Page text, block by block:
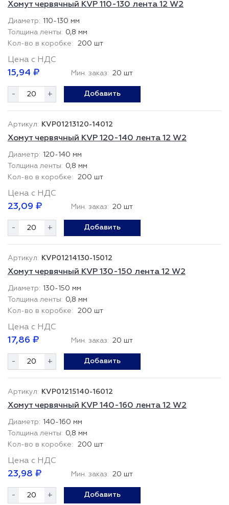
Хомут червячный KVP 110-130 лента 12 W2
110-130 мм
0,8 мм
200 шт
Цена с НДС
15,94 ₽ Мин. заказ: 20 шт
- + Добавить
KVP01213120-14012
Хомут червячный KVP 120-140 лента 12 W2
120-140 мм
0,8 мм
200 шт
Цена с НДС
23,09 ₽ Мин. заказ: 20 шт
- + Добавить
KVP01214130-15012
Хомут червячный KVP 130-150 лента 12 W2
130-150 мм
0,8 мм
200 шт
Цена с НДС
17,86 ₽ Мин. заказ: 20 шт
- + Добавить
KVP01215140-16012
Хомут червячный KVP 140-160 лента 12 W2
140-160 мм
0,8 мм
200 шт
Цена с НДС
23,98 ₽ Мин. заказ: 20 шт
- + Добавить